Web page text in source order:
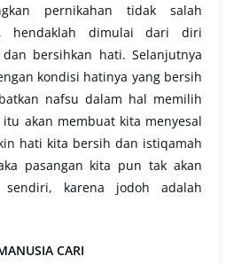
pernikahan tidak salah
hendaklah dimulai dari diri
bersihkan hati. Selanjutnya
kondisi hatinya yang bersih
nafsu dalam hal memilih
akan membuat kita menyesal
hati kita bersih dan istiqamah
pasangan kita pun tak akan
karena jodoh adalah
CARI